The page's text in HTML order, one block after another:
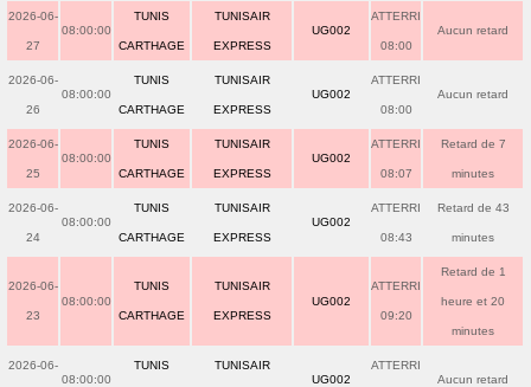
2026-06-
27
08:00:00
TUNIS
CARTHAGE
TUNISAIR
EXPRESS
UG002
ATTERRI
08:00
Aucun retard
2026-06-
26
08:00:00
TUNIS
CARTHAGE
TUNISAIR
EXPRESS
UG002
ATTERRI
08:00
Aucun retard
2026-06-
25
08:00:00
TUNIS
CARTHAGE
TUNISAIR
EXPRESS
UG002
ATTERRI
08:07
Retard de 7
minutes
2026-06-
24
08:00:00
TUNIS
CARTHAGE
TUNISAIR
EXPRESS
UG002
ATTERRI
08:43
Retard de 43
minutes
2026-06-
23
08:00:00
TUNIS
CARTHAGE
TUNISAIR
EXPRESS
UG002
ATTERRI
09:20
Retard de 1
heure et 20
minutes
2026-06-
08:00:00
TUNIS TUNISAIR
UG002
ATTERRI
Aucun retard